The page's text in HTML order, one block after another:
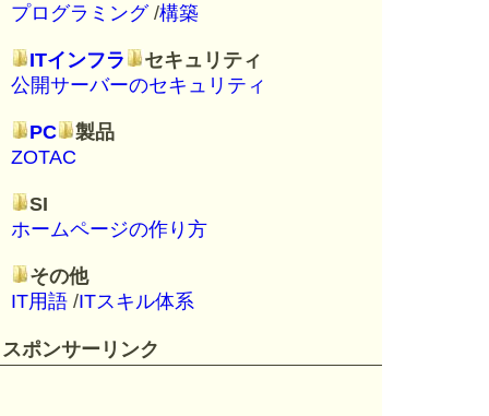
プログラミング/構築
ITインフラ
セキュリティ
公開サーバーのセキュリティ
PC
製品
ZOTAC
SI
ホームページの作り方
その他
IT用語 /ITスキル体系
スポンサーリンク